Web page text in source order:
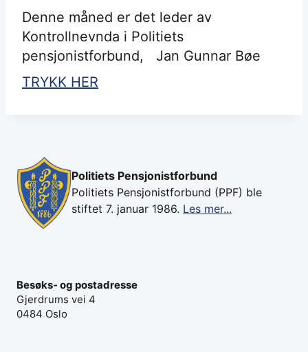
Denne måned er det leder av
Kontrollnevnda i Politiets
pensjonistforbund, Jan Gunnar Bøe
TRYKK HER
Politiets Pensjonistforbund
Politiets Pensjonistforbund (PPF) ble
stiftet 7. januar 1986. Les mer...
Besøks- og postadresse
Gjerdrums vei 4
0484 Oslo